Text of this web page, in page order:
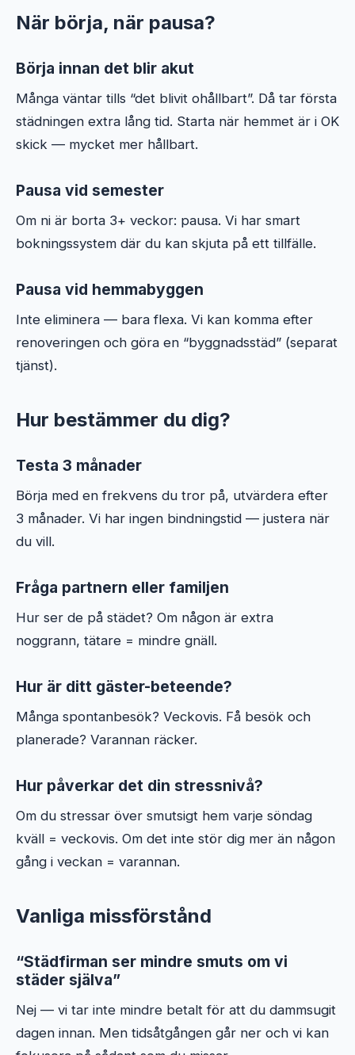
När börja, när pausa?
Börja innan det blir akut
Många väntar tills “det blivit ohållbart”. Då tar första
städningen extra lång tid. Starta när hemmet är i OK
skick — mycket mer hållbart.
Pausa vid semester
Om ni är borta 3+ veckor: pausa. Vi har smart
bokningssystem där du kan skjuta på ett tillfälle.
Pausa vid hemmabyggen
Inte eliminera — bara flexa. Vi kan komma efter
renoveringen och göra en “byggnadsstäd” (separat
tjänst).
Hur bestämmer du dig?
Testa 3 månader
Börja med en frekvens du tror på, utvärdera efter
3 månader. Vi har ingen bindningstid — justera när
du vill.
Fråga partnern eller familjen
Hur ser de på städet? Om någon är extra
noggrann, tätare = mindre gnäll.
Hur är ditt gäster-beteende?
Många spontanbesök? Veckovis. Få besök och
planerade? Varannan räcker.
Hur påverkar det din stressnivå?
Om du stressar över smutsigt hem varje söndag
kväll = veckovis. Om det inte stör dig mer än någon
gång i veckan = varannan.
Vanliga missförstånd
“Städfirman ser mindre smuts om vi
städer själva”
Nej — vi tar inte mindre betalt för att du dammsugit
dagen innan. Men tidsåtgången går ner och vi kan